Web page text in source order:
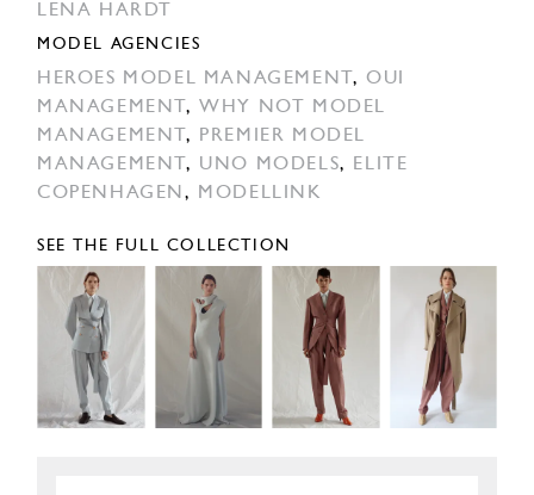
LENA HARDT
MODEL AGENCIES
HEROES MODEL MANAGEMENT ,OUI
MANAGEMENT ,WHY NOT MODEL
MANAGEMENT , PREMIER MODEL
MANAGEMENT , UNO MODELS, ELITE
COPENHAGEN, MODELLINK
SEE THE FULL COLLECTION